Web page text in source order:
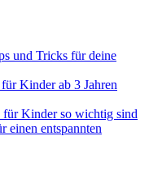
und Tricks für deine
Kinder ab 3 Jahren
Kinder so wichtig sind
einen entspannten